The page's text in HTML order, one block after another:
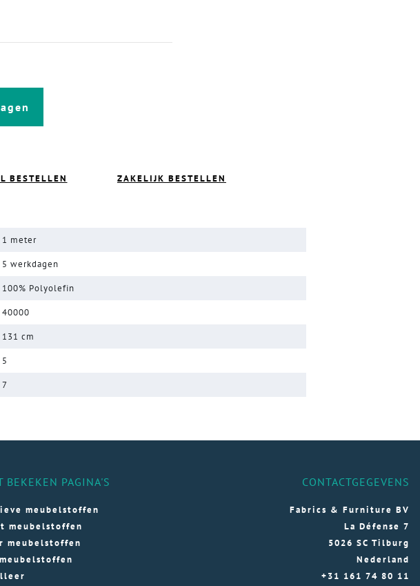
BESTELLEN ZAKELIJK BESTELLEN
1 meter
5 werkdagen
100% Polyolefin
40000
131 cm
5
7
BEKEKEN PAGINA'S
meubelstoffen
meubelstoffen
meubelstoffen
CONTACTGEGEVENS
Fabrics & Furniture BV
La Défense 7
5026 SC Tilburg
Nederland
+31 161 74 80 11